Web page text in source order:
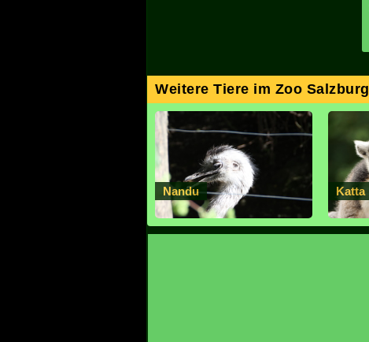
Weitere Tiere im Zoo Salzburg
Nandu Katta